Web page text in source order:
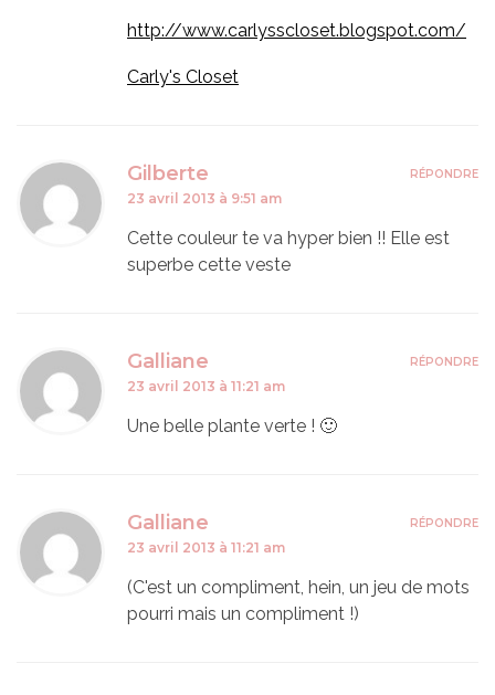
http://www.carlysscloset.blogspot.com/
Carly's Closet
Gilberte
23 avril 2013 à 9:51 am
Cette couleur te va hyper bien !! Elle est
superbe cette veste
RÉPONDRE
Galliane
23 avril 2013 à 11:21 am
Une belle plante verte ! 🙂
RÉPONDRE
Galliane
23 avril 2013 à 11:21 am
(C'est un compliment, hein, un jeu de mots
pourri mais un compliment !)
RÉPONDRE